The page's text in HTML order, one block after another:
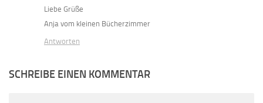
Liebe Grüße
Anja vom kleinen Bücherzimmer
Antworten
SCHREIBE EINEN KOMMENTAR